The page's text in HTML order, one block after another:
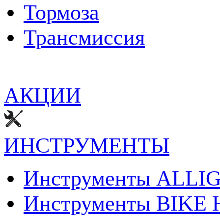
Тормоза
Трансмиcсия
АКЦИИ
ИНСТРУМЕНТЫ
Инструменты
Инструменты BIKE